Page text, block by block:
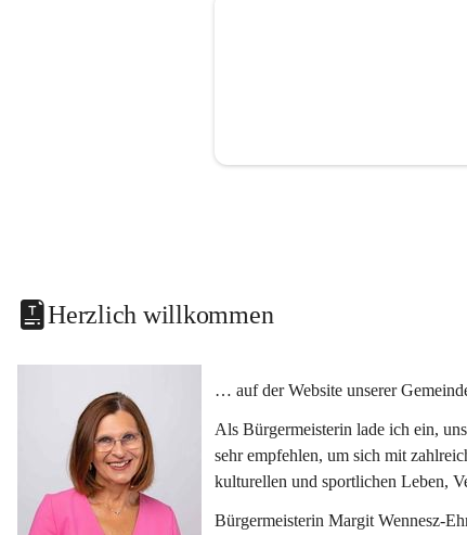
Herzlich willkommen
… auf der Website unserer
Als Bürgermeisterin lade ich ein,
sehr empfehlen, um sich mit
kulturellen und sportlichen Leben,
Bürgermeisterin Margit Wennesz-